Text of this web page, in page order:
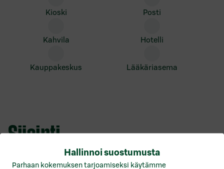
Hallinnoi suostumusta
Parhaan kokemuksen tarjoamiseksi käytämme
kioski posti
kahvila hotelli
kauppakeskus lääkäriasema
Sijainti
Lohjan Yritystalo sijaitsee vilkkaan Lohjanharjuntien